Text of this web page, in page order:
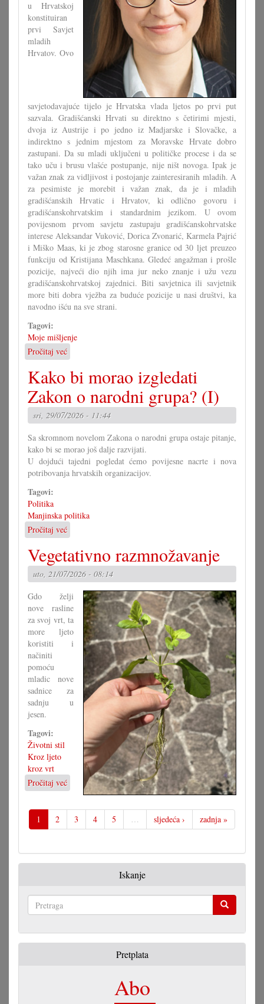
u Hrvatskoj
konstituiran
prvi Savjet
mladih
Hrvatov. Ovo
savjetodavajuće tijelo je Hrvatska vlada ljetos po prvi put
sazvala. Gradišćanski Hrvati su direktno s četirimi mjesti,
dvoja iz Austrije i po jedno iz Madjarske i Slovačke, a
indirektno s jednim mjestom za Moravske Hrvate dobro
zastupani. Da su mladi uključeni u političke procese i da se
tako uču i brusu vlašće postupanje, nije ništ novoga. Ipak je
važan znak za vidljivost i postojanje zainteresiranih mladih. A
za pesimiste je morebit i važan znak, da je i mladih
gradišćanskih Hrvatic i Hrvatov, ki odlično govoru i
gradišćanskohrvatskim i standardnim jezikom. U ovom
povijesnom prvom savjetu zastupaju gradišćanskohrvatske
interese Aleksandar Vuković, Dorica Zvonarić, Karmela Pajrić
i Miško Maas, ki je zbog starosne granice od 30 ljet preuzeo
funkciju od Kristijana Maschkana. Gledeć angažman i prošle
pozicije, najveći dio njih ima jur neko znanje i užu vezu
gradišćanskohrvatskoj zajednici. Biti savjetnica ili savjetnik
more biti dobra vježba za buduće pozicije u nasi društvi, ka
navodno išću na sve strani.
Tagovi:
Moje mišljenje
Pročitaj već
U
čem
more
pomoći
Savjet
mladih?
Kako bi morao izgledati
Zakon o narodni grupa? (I)
sri, 29/07/2026 - 11:44
Sa skromnom novelom Zakona o narodni grupa ostaje pitanje,
kako bi se morao još dalje razvijati.
U dojdući tajedni pogledat ćemo povijesne nacrte i nova
potribovanja hrvatskih organizacijov.
Tagovi:
Politika
Manjinska politika
Pročitaj već
Kako
bi
morao
izgledati
Zakon
o
narodni
grupa?
(I)
Vegetativno razmnožavanje
uto, 21/07/2026 - 08:14
Gdo želji
nove rasline
za svoj vrt, ta
more ljeto
koristiti i
načiniti
pomoću
mladic nove
sadnice za
sadnju u
jesen.
Tagovi:
Životni stil
Kroz ljeto
kroz vrt
Pročitaj već
Vegetativno
1
2 3 4 5 … sljedeća › zadnja »
Iskanje
Pretplata
Abo